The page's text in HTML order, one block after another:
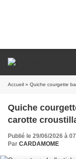
Accueil » Quiche courgette
Quiche
carotte
Publié le 29/06/2026 à
Par CARDAMOME